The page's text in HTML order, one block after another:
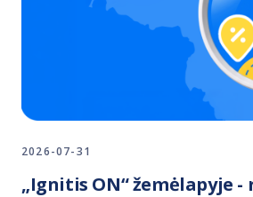
2026-07-31
„Ignitis ON“ žemėlapyje -